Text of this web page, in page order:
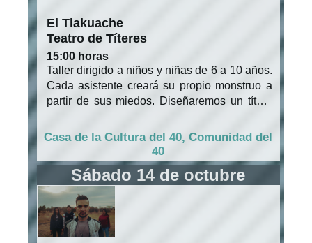
El Tlakuache
Teatro de Títeres
15:00 horas
Taller dirigido a niños y niñas de 6 a 10 años.
Cada asistente creará su propio monstruo a
partir de sus miedos. Diseñaremos un títere
bocas que cada constructor desee, para al
final darle vida con una voz y un carácter
particular. Cupo limitado
Casa de la Cultura del 40, Comunidad del
40
Sábado 14 de octubre